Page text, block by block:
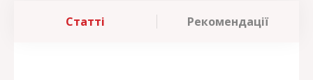
Статті Рекомендації